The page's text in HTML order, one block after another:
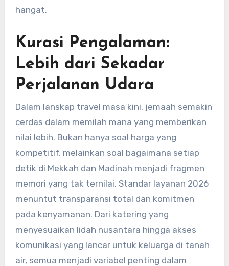
hangat.
Kurasi Pengalaman:
Lebih dari Sekadar
Perjalanan Udara
Dalam lanskap travel masa kini, jemaah semakin
cerdas dalam memilah mana yang memberikan
nilai lebih. Bukan hanya soal harga yang
kompetitif, melainkan soal bagaimana setiap
detik di Mekkah dan Madinah menjadi fragmen
memori yang tak ternilai. Standar layanan 2026
menuntut transparansi total dan komitmen
pada kenyamanan. Dari katering yang
menyesuaikan lidah nusantara hingga akses
komunikasi yang lancar untuk keluarga di tanah
air, semua menjadi variabel penting dalam